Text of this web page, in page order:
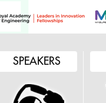
SPEAKERS